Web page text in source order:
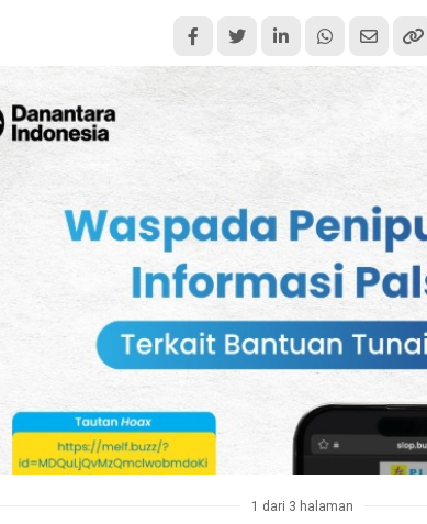
1 dari 3 halaman